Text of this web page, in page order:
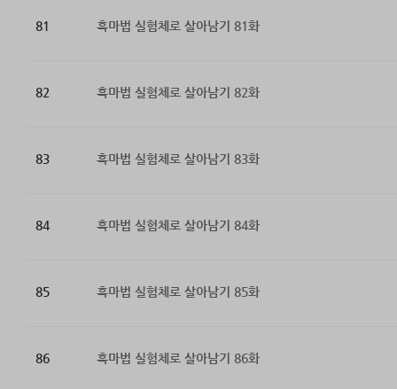
81 흑마법 실험체로 살아남기 81화
82 흑마법 실험체로 살아남기 82화
83 흑마법 실험체로 살아남기 83화
84 흑마법 실험체로 살아남기 84화
85 흑마법 실험체로 살아남기 85화
86 흑마법 실험체로 살아남기 86화